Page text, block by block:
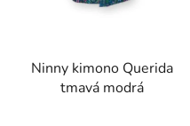
Ninny kimono Querida
tmavá modrá